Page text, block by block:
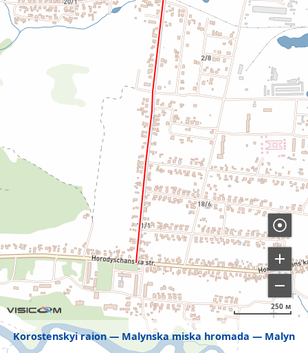
Korostenskyi raion Malynska miska hromada Malyn
250 м